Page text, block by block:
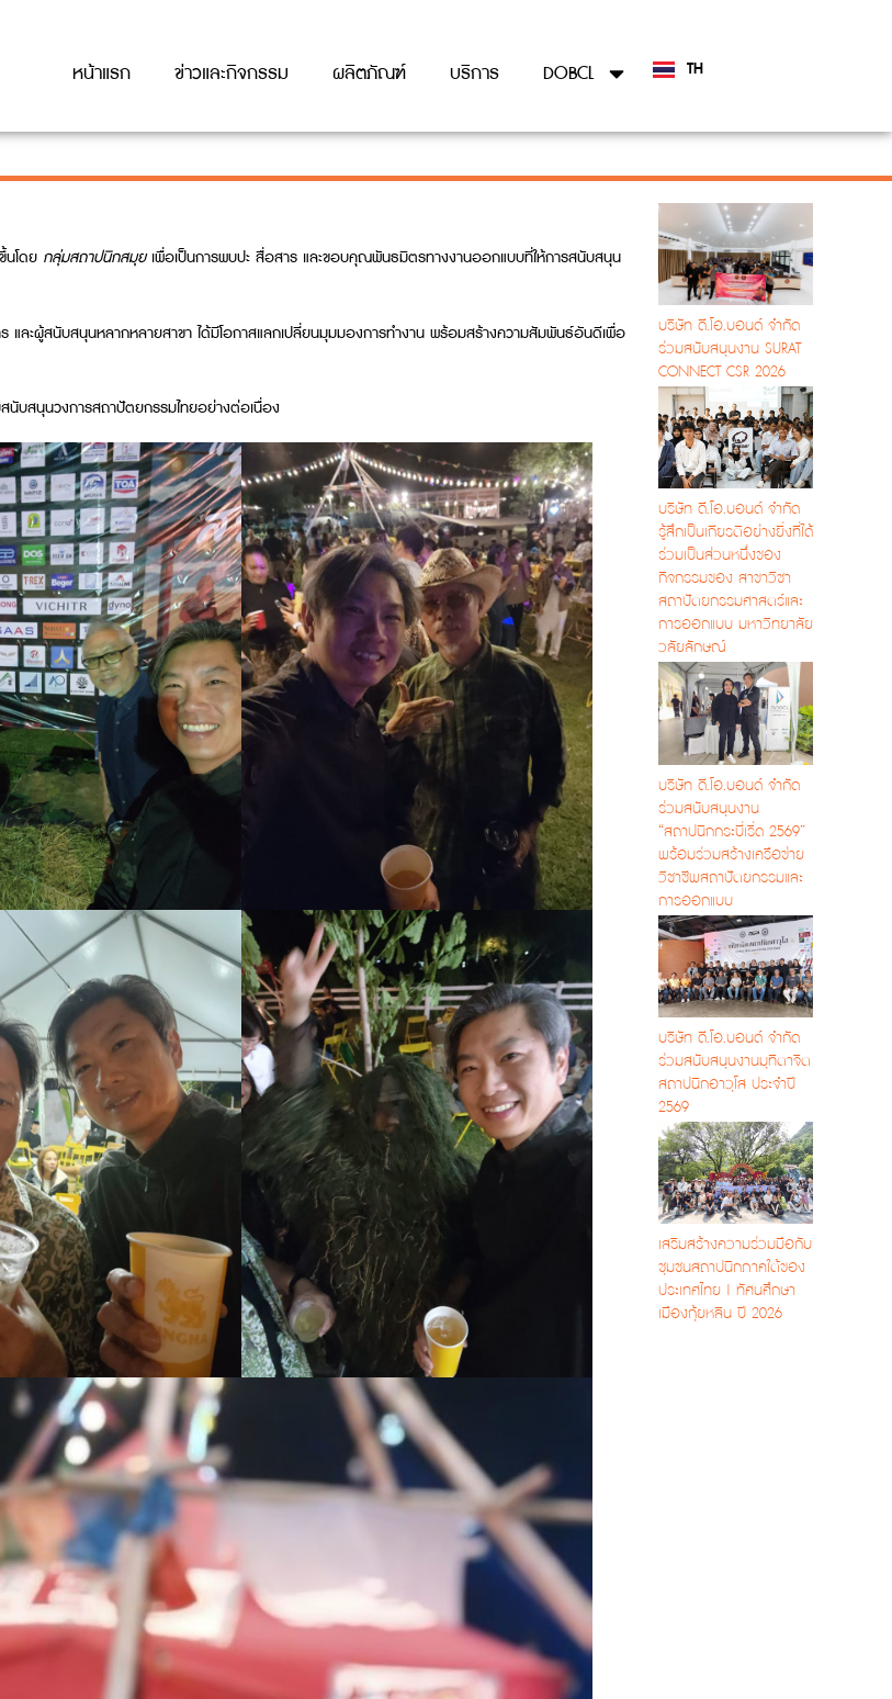
หน้าแรก ข่าวและกิจกรรม ผลิตภัณฑ์ บริการ DOBCL TH
EN
นโดย กลุ่มสถาปนิกสมุยเพื่อเป็นการพบปะ สื่อสาร และขอบคุณพันธมิตรทางงานออกแบบที่ให้การสนับสนุน
ละผู้สนับสนุนหลากหลายสาขา ได้มีโอกาสแลกเปลี่ยนมุมมองการทำงาน พร้อมสร้างความสัมพันธ์อันดีเพื่อ
บสนุนวงการสถาปัตยกรรมไทยอย่างต่อเนื่อง
บริษัท ดี.โอ.บอนด์ จำกัด
ร่วมสนับสนุนงาน SURAT
CONNECT CSR 2026
บริษัท ดี.โอ.บอนด์ จำกัด
รู้สึกเป็นเกียรติอย่างยิ่งที่ได้
ร่วมเป็นส่วนหนึ่งของ
กิจกรรมของ สาขาวิชา
สถาปัตยกรรมศาสตร์และ
การออกแบบ มหาวิทยาลัย
วลัยลักษณ์
บริษัท ดี.โอ.บอนด์ จำกัด
ร่วมสนับสนุนงาน
“สถาปนิกกระบี่เริ่ด 2569”
พร้อมร่วมสร้างเครือข่าย
วิชาชีพสถาปัตยกรรมและ
การออกแบบ
บริษัท ดี.โอ.บอนด์ จำกัด
ร่วมสนับสนุนงานมุทิตาจิต
สถาปนิกอาวุโส ประจำปี
2569
เสริมสร้างความร่วมมือกับ
ชุมชนสถาปนิกภาคใต้ของ
ประเทศไทย | ทัศนศึกษา
เมืองกุ้ยหลิน ปี 2026